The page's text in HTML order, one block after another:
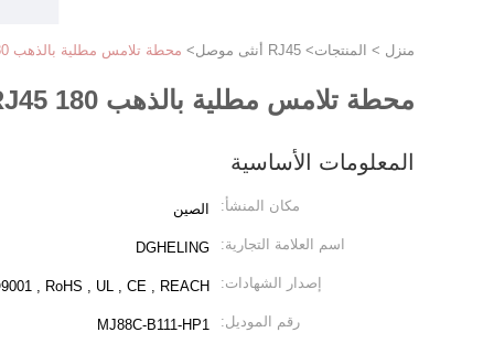
منزل > المنتجات> RJ45 أنثى موصل > محطة تلامس مطلية بالذهب 180 SMT RJ45 موصل R / A 50U "منفذ واحد محمي
محطة تلامس مطلية بالذهب 180 SMT RJ45 موصل R / A 50U "منفذ واحد محمي
المعلومات الأساسية
مكان المنشأ: الصين
اسم العلامة التجارية: DGHELING
إصدار الشهادات: , RoHS , UL , CE , REACH
رقم الموديل: MJ88C-B111-HP1